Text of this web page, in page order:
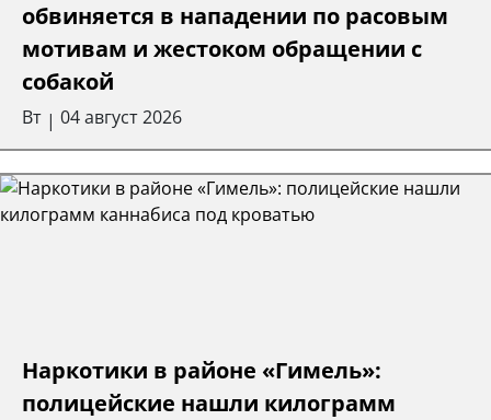
обвиняется в нападении по расовым
мотивам и жестоком обращении с
собакой
Вт | 04 август 2026
Наркотики в районе «Гимель»:
полицейские нашли килограмм